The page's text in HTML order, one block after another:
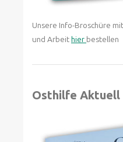
Unsere Info-Broschüre
und Arbeithier bestellen
Osthilfe Aktuell